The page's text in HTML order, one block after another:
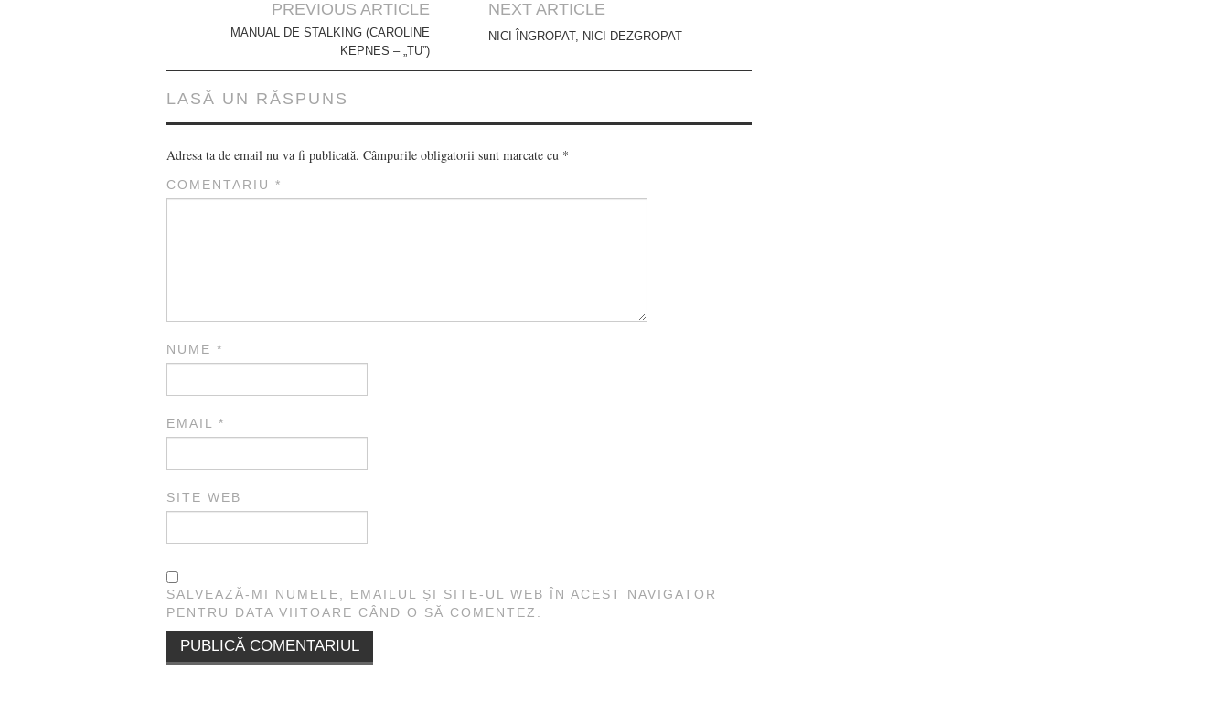
navigation
PREVIOUS ARTICLE
MANUAL DE STALKING (CAROLINE
KEPNES – „TU”)
NEXT ARTICLE
NICI ÎNGROPAT, NICI DEZGROPAT
LASĂ UN RĂSPUNS
Adresa ta de email nu va fi publicată. Câmpurile obligatorii sunt marcate cu *
COMENTARIU *
NUME *
EMAIL *
SITE WEB
SALVEAZĂ-MI NUMELE, EMAILUL ȘI SITE-UL WEB ÎN ACEST NAVIGATOR
PENTRU DATA VIITOARE CÂND O SĂ COMENTEZ.